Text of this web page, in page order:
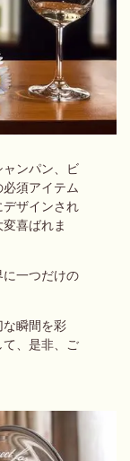
ャンパン、ビ
須アイテム
デザインされ
喜ばれま
に一つだけの
な瞬間を彩
て、是非、ご